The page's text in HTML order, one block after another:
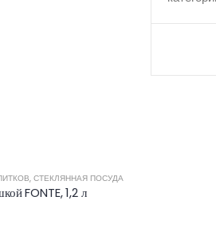
, СТЕКЛЯННАЯ ПОСУДА
FONTE, 1,2 л